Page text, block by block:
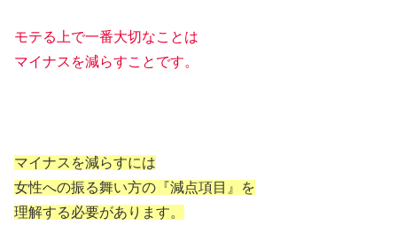
モテる上で一番大切なことは
マイナスを減らすことです。
マイナスを減らすには
女性への振る舞い方の『減点項目』を
理解する必要があります。